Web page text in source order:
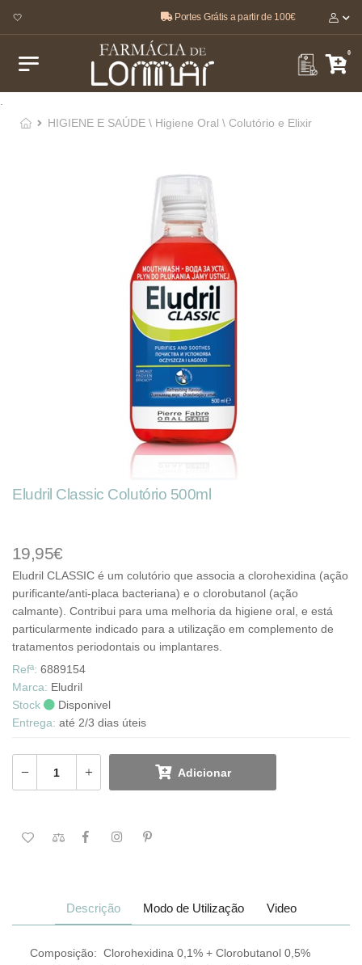
🤍 Portes Grátis a partir de 100€
0
HIGIENE E SAÚDE \ Higiene Oral \ Colutório e Elixir
Descrição Modo de Utilização Video
Composição: Clorohexidina 0,1% + Clorobutanol 0,5%
Eludril Classic Colutório 500ml
19,95€
Eludril CLASSIC é um colutório que associa a clorohexidina (ação
purificante/anti-placa bacteriana) e o clorobutanol (ação
calmante). Contribui para uma melhoria da higiene oral, e está
particularmente indicado para a utilização em complemento de
tratamentos periodontais ou implantares.
Refª: 6889154
Marca: Eludril
Stock
Disponivel
Entrega: até 2/3 dias úteis
Adicionar